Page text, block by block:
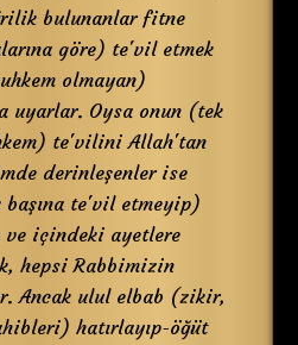
bulunanlar fitne
göre) te'vil etmek
olmayan)
uyarlar. Oysa onun (tek
te'vilini Allah'tan
derinleşenler ise
te'vil etmeyip)
ve içindeki ayetlere
hepsi Rabbimizin
Ancak ulul elbab (zikir,
hatırlayıp-öğüt